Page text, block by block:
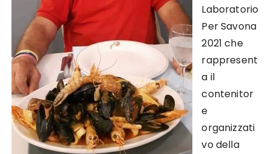
Laboratorio
Per Savona
2021 che
rappresent
a il
contenitor
e
organizzati
vo della